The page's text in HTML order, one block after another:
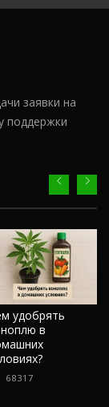
заявки на
поддержки
удобрять
в
68317